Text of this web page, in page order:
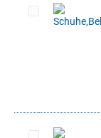
Artikel